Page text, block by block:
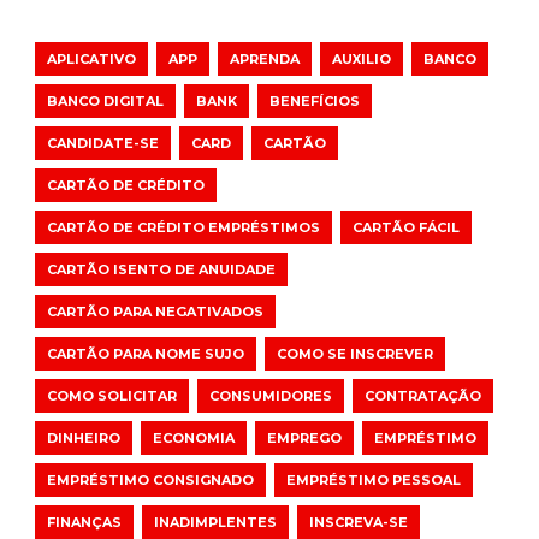
APLICATIVO APP APRENDA AUXILIO BANCO
BANCO DIGITAL BANK BENEFÍCIOS
CANDIDATE-SE CARD CARTÃO
CARTÃO DE CRÉDITO
CARTÃO DE CRÉDITO EMPRÉSTIMOS CARTÃO FÁCIL
CARTÃO ISENTO DE ANUIDADE
CARTÃO PARA NEGATIVADOS
CARTÃO PARA NOME SUJO COMO SE INSCREVER
COMO SOLICITAR CONSUMIDORES CONTRATAÇÃO
DINHEIRO ECONOMIA EMPREGO EMPRÉSTIMO
EMPRÉSTIMO CONSIGNADO EMPRÉSTIMO PESSOAL
FINANÇAS INADIMPLENTES INSCREVA-SE